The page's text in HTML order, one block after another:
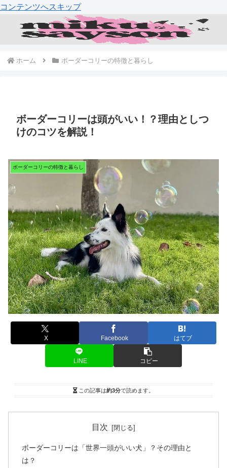
コンテンツへスキップ
ホーム ボーダーコリーの特徴と暮らし
ボーダーコリーは頭がいい！？理由としつ
けのコツを解説！
ボーダーコリーの特徴と暮らし
X Facebook はてブ
LINE コピー
この記事は約3分で読めます。
目次
ボーダーコリーは「世界一頭がいい犬」？その理由と
は？